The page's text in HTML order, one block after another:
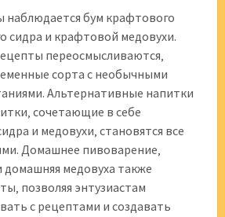
наблюдается бум крафтового
сидра и крафтовой медовухи.
переосмысливаются‚
сорта с необычными
Альтернативные напитки
сочетающие в себе
и медовухи‚ становятся все
Домашнее пивоварение‚
медовуха также
позволяя энтузиастам
с рецептами и создавать